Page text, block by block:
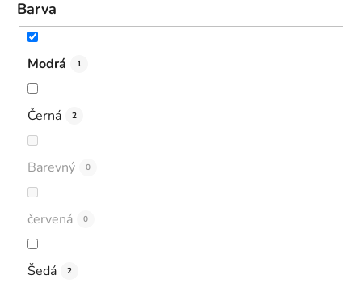
Barva
Modrá 1
Černá 2
Barevný 0
červená 0
Šedá 2